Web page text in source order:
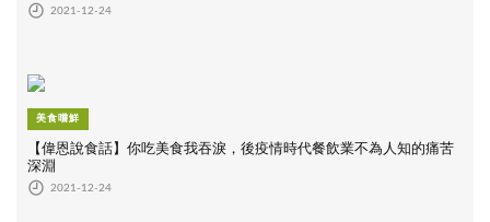
2021-12-24
美食嚐鮮
【偉恩說食話】你吃美食我吞淚，後疫情時代餐飲業不為人知的痛苦
深淵
2021-12-24